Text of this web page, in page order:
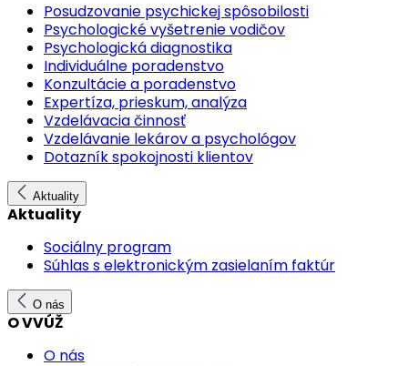
Posudzovanie psychickej spôsobilosti
Psychologické vyšetrenie vodičov
Psychologická diagnostika
Individuálne poradenstvo
Konzultácie a poradenstvo
Expertíza, prieskum, analýza
Vzdelávacia činnosť
Vzdelávanie lekárov a psychológov
Dotazník spokojnosti klientov
Aktuality
Aktuality
Sociálny program
Súhlas s elektronickým zasielaním faktúr
O nás
O VVÚŽ
O nás